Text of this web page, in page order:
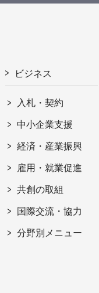
ビジネス
入札・契約
中小企業支援
経済・産業振興
雇用・就業促進
共創の取組
国際交流・協力
分野別メニュー